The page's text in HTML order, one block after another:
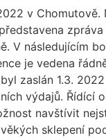
v
V následujícím
je vedena
zaslán 1.3.
výdajů.
navštívit
sklepení